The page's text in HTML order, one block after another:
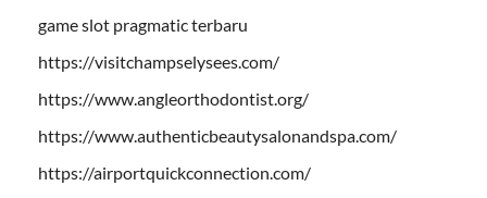
game slot pragmatic terbaru
https://visitchampselysees.com/
https://www.angleorthodontist.org/
https://www.authenticbeautysalonandspa.com/
https://airportquickconnection.com/